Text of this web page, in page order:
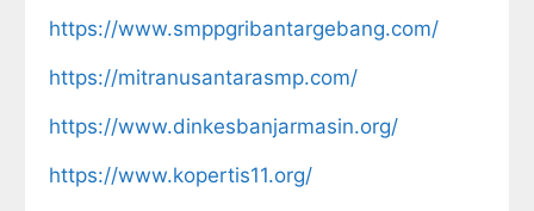
https://www.smppgribantargebang.com/
https://mitranusantarasmp.com/
https://www.dinkesbanjarmasin.org/
https://www.kopertis11.org/